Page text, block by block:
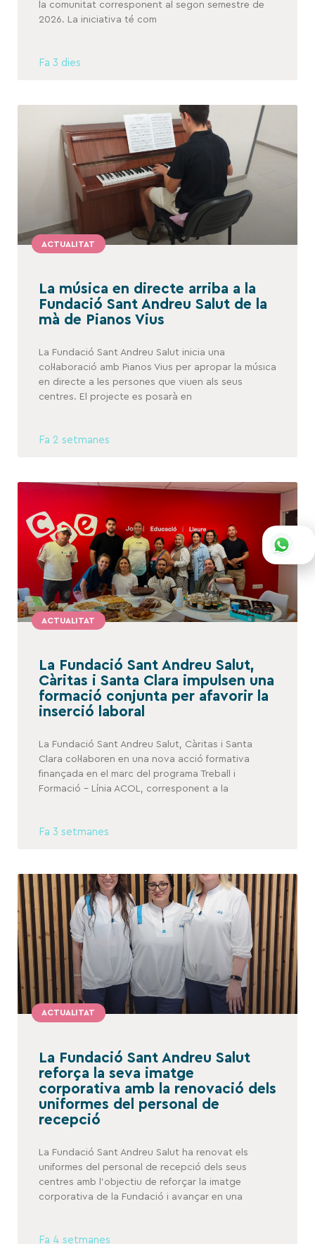
la comunitat corresponent al segon semestre de
2026. La iniciativa té com
Fa 3 dies
ACTUALITAT
La música en directe arriba a la
Fundació Sant Andreu Salut de la
mà de Pianos Vius
La Fundació Sant Andreu Salut inicia una
col·laboració amb Pianos Vius per apropar la música
en directe a les persones que viuen als seus
centres. El projecte es posarà en
Fa 2 setmanes
ACTUALITAT
La Fundació Sant Andreu Salut,
Càritas i Santa Clara impulsen una
formació conjunta per afavorir la
inserció laboral
La Fundació Sant Andreu Salut, Càritas i Santa
Clara col·laboren en una nova acció formativa
finançada en el marc del programa Treball i
Formació – Línia ACOL, corresponent a la
Fa 3 setmanes
ACTUALITAT
La Fundació Sant Andreu Salut
reforça la seva imatge
corporativa amb la renovació dels
uniformes del personal de
recepció
La Fundació Sant Andreu Salut ha renovat els
uniformes del personal de recepció dels seus
centres amb l’objectiu de reforçar la imatge
corporativa de la Fundació i avançar en una
Fa 4 setmanes